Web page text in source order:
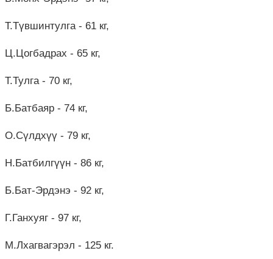
Т.Түвшинтулга - 61 кг,
Ц.Цогбадрах - 65 кг,
Т.Тулга - 70 кг,
Б.Батбаяр - 74 кг,
О.Сүлдхүү - 79 кг,
Н.Батбилгүүн - 86 кг,
Б.Бат-Эрдэнэ - 92 кг,
Г.Ганхуяг - 97 кг,
М.Лхагвагэрэл - 125 кг.